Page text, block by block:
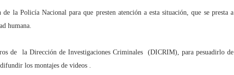
la Policía Nacional para que presten atención a esta situación, que se presta a
humana.
de la Dirección de Investigaciones Criminales (DICRIM), para pesuadirlo de
los montajes de videos .